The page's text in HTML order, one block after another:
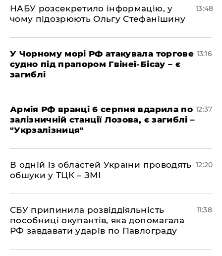
НАБУ розсекретило інформацію, у
чому підозрюють Ольгу Стефанішину
13:48
У Чорному морі РФ атакувала торгове
судно під прапором Гвінеї-Бісау – є
загиблі
13:16
Армія РФ вранці 6 серпня вдарила по
залізничній станції Лозова, є загиблі –
"Укрзалізниця"
12:37
В одній із областей України проводять
обшуки у ТЦК – ЗМІ
12:20
СБУ припинила розвіддіяльність
пособниці окупантів, яка допомагала
РФ завдавати ударів по Павлограду
11:38